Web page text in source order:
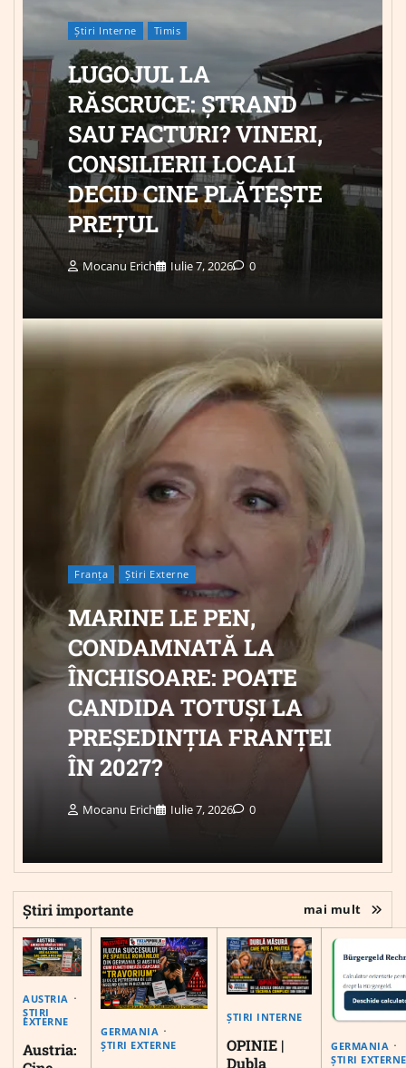
Știri Interne Timis
LUGOJUL LA
RĂSCRUCE: ȘTRAND
SAU FACTURI? VINERI,
CONSILIERII LOCALI
DECID CINE PLĂTEȘTE
PREȚUL
Mocanu Erich Iulie 7, 2026 0
Franța Știri Externe
MARINE LE PEN,
CONDAMNATĂ LA
ÎNCHISOARE: POATE
CANDIDA TOTUȘI LA
PREȘEDINȚIA FRANȚEI
ÎN 2027?
Mocanu Erich Iulie 7, 2026 0
Știri importante mai mult
AUSTRIA
ȘTIRI
EXTERNE
Austria:
GERMANIA
ȘTIRI EXTERNE
ȘTIRI INTERNE
OPINIE |
Dubla
GERMANIA
ȘTIRI EXTERNE